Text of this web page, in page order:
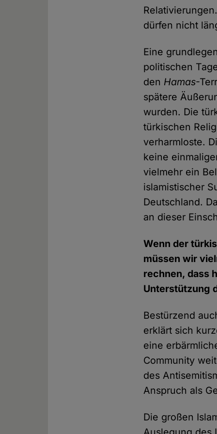
dürfen nicht
Eine
politischen
den Hamas-
spätere
wurden. Die
türkischen
verharmloste.
keine
vielmehr ein
islamistischer
Deutschland.
an dieser
Wenn der
müssen wir
rechnen, dass
Unterstützung
Bestürzend
erklärt sich
eine
Community
des
Anspruch als
Die großen